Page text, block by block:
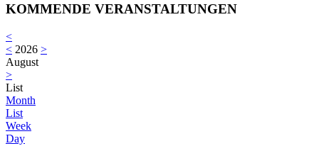
KOMMENDE VERANSTALTUNGEN
<
< 2026 >
August
>
List
Month
List
Week
Day